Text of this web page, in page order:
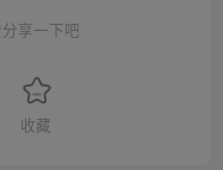
享一下吧
收藏